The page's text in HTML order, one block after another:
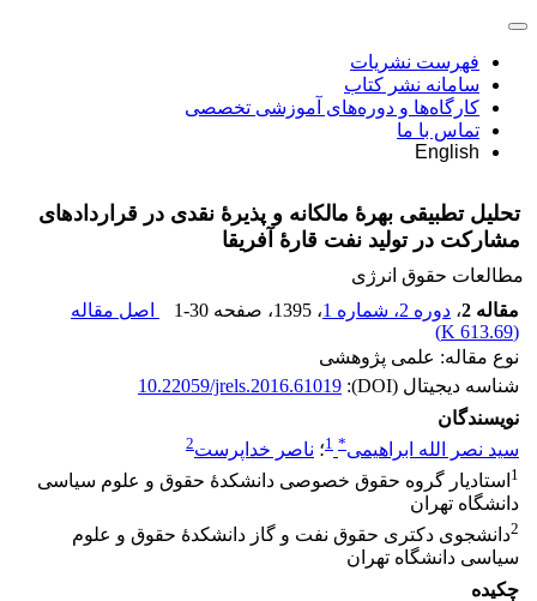
فهرست نشریات
سامانه نشر کتاب
کارگاه‌ها و دوره‌های آموزشی تخصصی
تماس با ما
English
تحلیل تطبیقی بهرۀ مالکانه و پذیرۀ نقدی در قراردادهای
مشارکت در تولید نفت قارۀ آفریقا
مطالعات حقوق انرژی
مقاله 2
، دوره 2، شماره 1 ، 1395 ، صفحه 1-30
اصل مقاله
(
613.69 K
)
نوع مقاله: علمی پژوهشی
شناسه دیجیتال (DOI):
10.22059/jrels.2016.61019
نویسندگان
سید نصر الله ابراهیمی*
1؛ ناصر خداپرست2
1 استادیار گروه حقوق خصوصی دانشکدۀ حقوق و علوم سیاسی
دانشگاه تهران
2دانشجوی دکتری حقوق نفت و گاز دانشکدۀ حقوق و علوم
سیاسی دانشگاه تهران
چکیده